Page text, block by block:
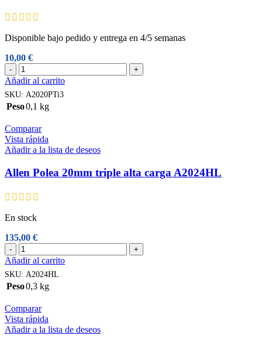
Disponible bajo pedido y entrega en 4/5 semanas
10,00 €
-
Allen
Polea
sin
rodamientos
A2020PTi3
cantidad
+
Añadir al carrito
SKU: A2020PTi3
Peso0,1 kg
Comparar
Vista rápida
Añadir a la lista de deseos
Allen Polea 20mm triple alta carga A2024HL
En stock
135,00 €
-
Allen
Polea
triple
alta
A2024HL
cantidad
+
Añadir al carrito
SKU: A2024HL
Peso0,3 kg
Comparar
Vista rápida
Añadir a la lista de deseos